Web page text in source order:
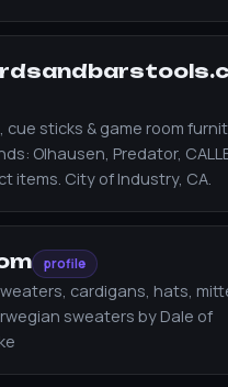
sticks & game room
Olhausen, Predator,
items. City of Industry, CA.
profile
cardigans, hats,
sweaters by Dale of